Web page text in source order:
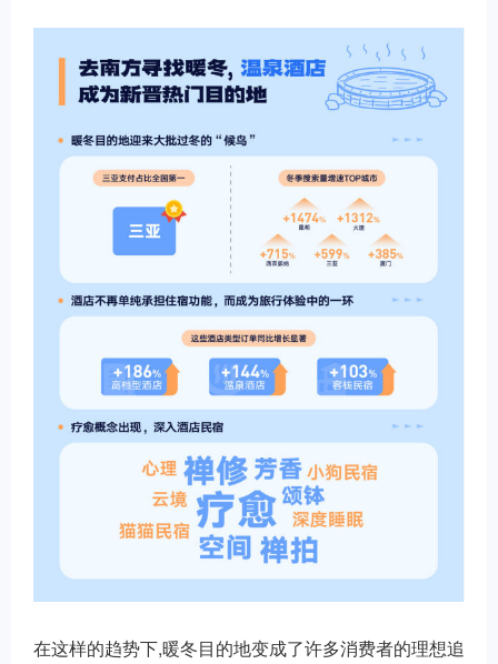
在这样的趋势下,暖冬目的地变成了许多消费者的理想追